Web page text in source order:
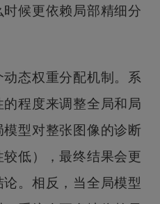
候更依赖局部精细分
态权重分配机制。系
程度来调整全局和局
型对整张图像的诊断
低），最终结果会更
。相反，当全局模型